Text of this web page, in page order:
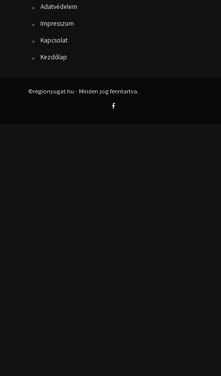
Adatvédelem
Impresszum
Kapcsolat
Kezdőlap
©regionyugat.hu - Minden jog fenntartva.